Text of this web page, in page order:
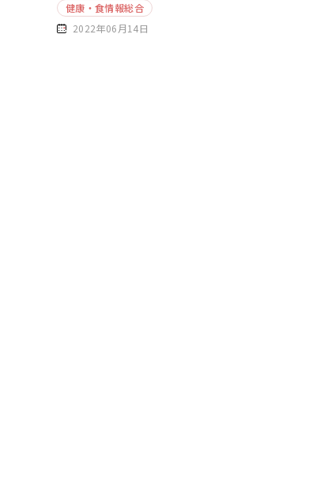
健康・食情報総合
2022年06月14日